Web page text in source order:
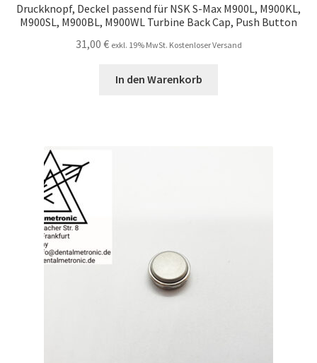
Druckknopf, Deckel passend für NSK S-Max M900L, M900KL,
M900SL, M900BL, M900WL Turbine Back Cap, Push Button
31,00 € exkl. 19% MwSt. Kostenloser Versand
In den Warenkorb